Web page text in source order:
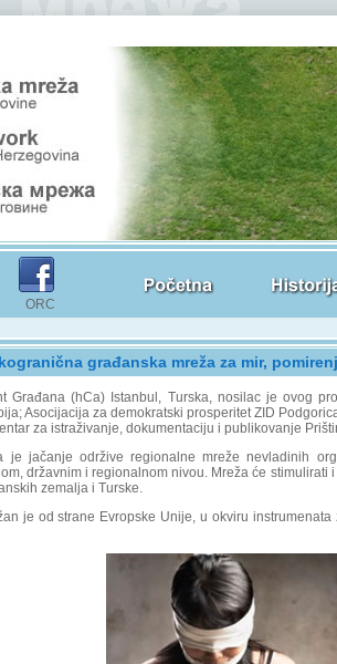
ORC
građanska mreža za mir,
Građana (hCa) Istanbul, Turska, nosilac je ovog
Asocijacija za demokratski prosperitet ZID
za istraživanje, dokumentaciju i publikovanje
je jačanje održive regionalne mreže nevladinih
državnim i regionalnom nivou. Mreža će
zemalja i Turske.
je od strane Evropske Unije, u okviru